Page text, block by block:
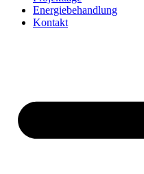
Energiebehandlung
Kontakt